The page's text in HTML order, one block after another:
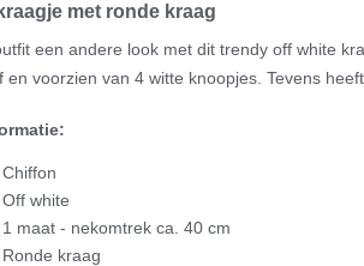
met ronde kraag
een andere look met dit trendy off white
en voorzien van 4 witte knoopjes. Tevens
Chiffon
Off white
1 maat - nekomtrek ca. 40 cm
Ronde kraag